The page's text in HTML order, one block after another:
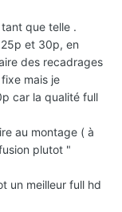
que telle .
et 30p, en
des recadrages
mais je
car la qualité full
au montage ( à
plutot "
un meilleur full hd